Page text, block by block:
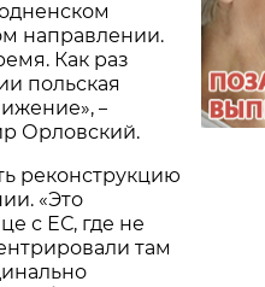
направлении.
Как раз
польская
–
Орловский.
реконструкцию
«Это
с ЕС, где не
там